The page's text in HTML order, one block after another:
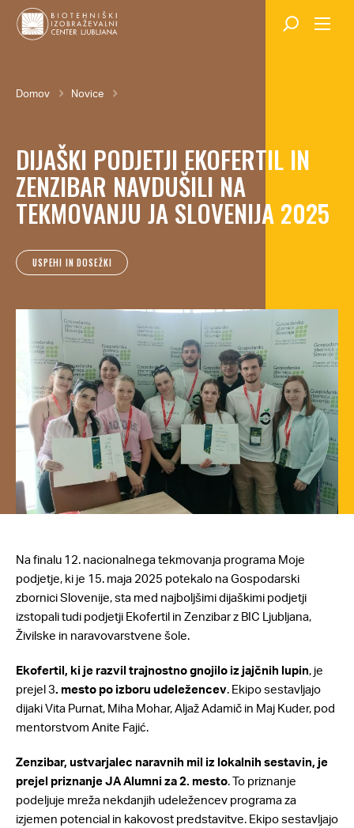
Skok
na
Breadcrumb
Domov Novice
DIJAŠKI PODJETJI EKOFERTIL IN
ZENZIBAR NAVDUŠILI NA
TEKMOVANJU JA SLOVENIJA 2025
USPEHI IN DOSEŽKI
Na finalu 12. nacionalnega tekmovanja programa Moje
podjetje, ki je 15. maja 2025 potekalo na Gospodarski
zbornici Slovenije, sta med najboljšimi dijaškimi podjetji
izstopali tudi podjetji Ekofertil in Zenzibar z BIC Ljubljana,
Živilske in naravovarstvene šole.
Ekofertil, ki je razvil trajnostno gnojilo iz jajčnih lupin, je
prejel 3. mesto po izboru udeležencev. Ekipo sestavljajo
dijaki Vita Purnat, Miha Mohar, Aljaž Adamič in Maj Kuder, pod
mentorstvom Anite Fajić.
Zenzibar, ustvarjalec naravnih mil iz lokalnih sestavin, je
prejel priznanje JA Alumni za 2. mesto. To priznanje
podeljuje mreža nekdanjih udeležencev programa za
izjemen potencial in kakovost predstavitve. Ekipo sestavljajo